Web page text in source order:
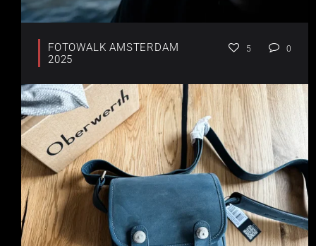
FOTOWALK AMSTERDAM
2025
5 0